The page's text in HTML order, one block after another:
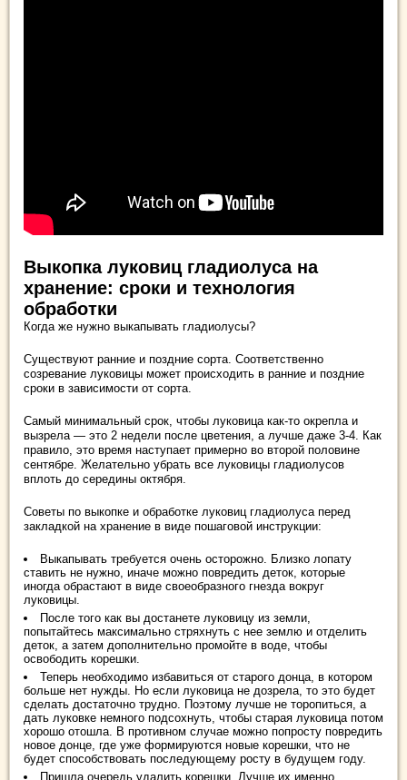
Выкопка луковиц гладиолуса на
хранение: сроки и технология
обработки
Когда же нужно выкапывать гладиолусы?
Существуют ранние и поздние сорта. Соответственно
созревание луковицы может происходить в ранние и поздние
сроки в зависимости от сорта.
Самый минимальный срок, чтобы луковица как-то окрепла и
вызрела — это 2 недели после цветения, а лучше даже 3-4. Как
правило, это время наступает примерно во второй половине
сентябре. Желательно убрать все луковицы гладиолусов
вплоть до середины октября.
Советы по выкопке и обработке луковиц гладиолуса перед
закладкой на хранение в виде пошаговой инструкции:
Выкапывать требуется очень осторожно. Близко лопату
ставить не нужно, иначе можно повредить деток, которые
иногда обрастают в виде своеобразного гнезда вокруг
луковицы.
После того как вы достанете луковицу из земли,
попытайтесь максимально стряхнуть с нее землю и отделить
деток, а затем дополнительно промойте в воде, чтобы
освободить корешки.
Теперь необходимо избавиться от старого донца, в котором
больше нет нужды. Но если луковица не дозрела, то это будет
сделать достаточно трудно. Поэтому лучше не торопиться, а
дать луковке немного подсохнуть, чтобы старая луковица потом
хорошо отошла. В противном случае можно попросту повредить
новое донце, где уже формируются новые корешки, что не
будет способствовать последующему росту в будущем году.
Пришла очередь удалить корешки. Лучше их именно